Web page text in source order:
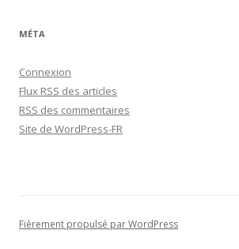
MÉTA
Connexion
Flux RSS des articles
RSS des commentaires
Site de WordPress-FR
Fièrement propulsé par WordPress